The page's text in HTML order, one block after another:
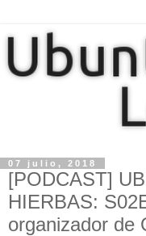
07 julio, 2018
[PODCAST]
HIERBAS:
organizador de